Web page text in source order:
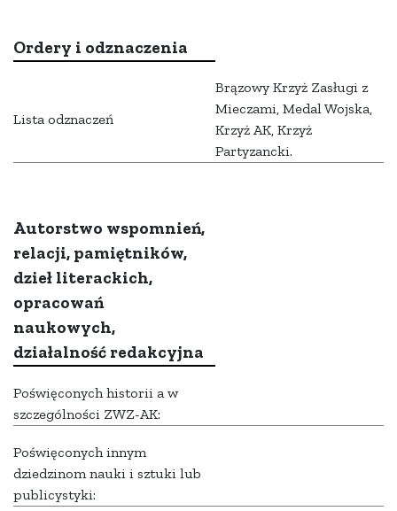
Ordery i odznaczenia
Lista odznaczeń
Brązowy Krzyż Zasługi z
Mieczami, Medal Wojska,
Krzyż AK, Krzyż
Partyzancki.
Autorstwo wspomnień,
relacji, pamiętników,
dzieł literackich,
opracowań
naukowych,
działalność redakcyjna
Poświęconych historii a w
szczególności ZWZ-AK:
Poświęconych innym
dziedzinom nauki i sztuki lub
publicystyki: